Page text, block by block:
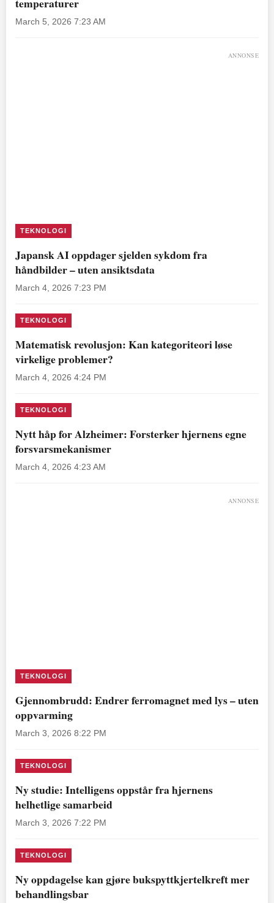
temperaturer
March 5, 2026 7:23 AM
ANNONSE
TEKNOLOGI
Japansk AI oppdager sjelden sykdom fra
håndbilder – uten ansiktsdata
March 4, 2026 7:23 PM
TEKNOLOGI
Matematisk revolusjon: Kan kategoriteori løse
virkelige problemer?
March 4, 2026 4:24 PM
TEKNOLOGI
Nytt håp for Alzheimer: Forsterker hjernens egne
forsvarsmekanismer
March 4, 2026 4:23 AM
ANNONSE
TEKNOLOGI
Gjennombrudd: Endrer ferromagnet med lys – uten
oppvarming
March 3, 2026 8:22 PM
TEKNOLOGI
Ny studie: Intelligens oppstår fra hjernens
helhetlige samarbeid
March 3, 2026 7:22 PM
TEKNOLOGI
Ny oppdagelse kan gjøre bukspyttkjertelkreft mer
behandlingsbar